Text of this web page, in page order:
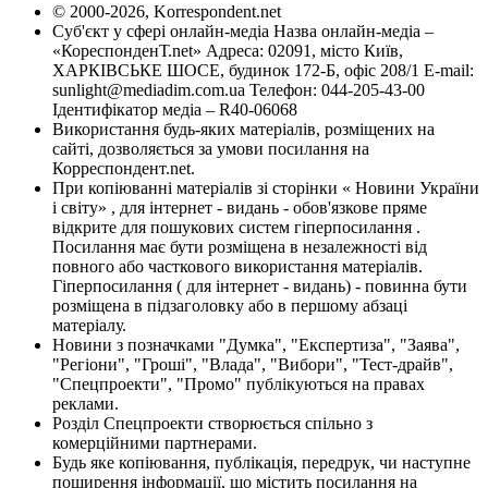
© 2000-2026, Korrespondent.net
Суб'єкт у сфері онлайн-медіа Назва онлайн-медіа –
«КореспонденТ.net» Адреса: 02091, місто Київ,
ХАРКІВСЬКЕ ШОСЕ, будинок 172-Б, офіс 208/1 E-mail:
sunlight@mediadim.com.ua Телефон: 044-205-43-00
Ідентифікатор медіа – R40-06068
Використання будь-яких матеріалів, розміщених на
сайті, дозволяється за умови посилання на
Корреспондент.net.
При копіюванні матеріалів зі сторінки « Новини України
і світу» , для інтернет - видань - обов'язкове пряме
відкрите для пошукових систем гіперпосилання .
Посилання має бути розміщена в незалежності від
повного або часткового використання матеріалів.
Гіперпосилання ( для інтернет - видань) - повинна бути
розміщена в підзаголовку або в першому абзаці
матеріалу.
Новини з позначками "Думка", "Експертиза", "Заява",
"Регіони", "Гроші", "Влада", "Вибори", "Тест-драйв",
"Спецпроекти", "Промо" публікуються на правах
реклами.
Розділ Спецпроекти створюється спільно з
комерційними партнерами.
Будь яке копіювання, публікація, передрук, чи наступне
поширення інформації, що містить посилання на